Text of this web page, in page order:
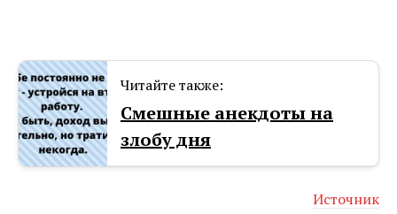
Читайте также:
Смешные анекдоты на
злобу дня
Источник